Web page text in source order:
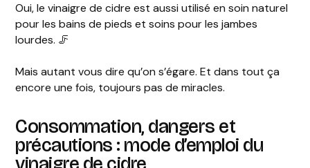
Oui, le vinaigre de cidre est aussi utilisé en soin naturel
pour les bains de pieds et soins pour les jambes
lourdes. 🦵
Mais autant vous dire qu’on s’égare. Et dans tout ça
encore une fois, toujours pas de miracles.
Consommation, dangers et
précautions : mode d’emploi du